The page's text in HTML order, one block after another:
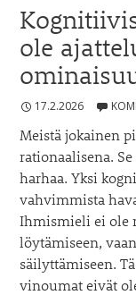
ole
17.2.2026
Meistä jokainen
rationaalisena.
harhaa. Yksi
vahvimmista
Ihmismieli ei ole
löytämiseen,
säilyttämiseen.
vinoumat eivät